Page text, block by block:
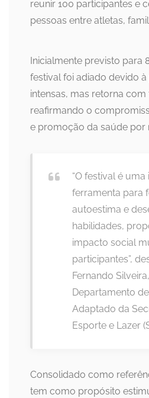
reunir 100 participantes e
pessoas entre atletas,
Inicialmente previsto para
festival foi adiado devido
intensas, mas retorna
reafirmando o
e promoção da saúde por
“O festival é
ferramenta para
autoestima e
habilidades,
impacto social
participantes”,
Fernando
Departamento
Adaptado da
Esporte e Lazer
Consolidado como
tem como propósito